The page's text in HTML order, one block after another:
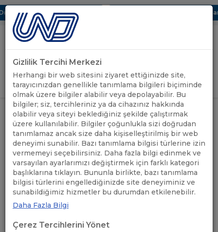
UBAK Bölümü Hakkında UND, Yunanistan Vize
Uluslararası Nakliyeciler Derneği
GİRİŞ YAP
ANASAYFA /
ÖNEMLİ
DUYURULAR
/
BİRLEŞİK KRALLIK: NI-GB
HAREKETLERİ İÇİN GÜMRÜK
GEREKLİLİKLERİ/HATIRLATMA
BİRLEŞİK KRALLIK: NI-GB
HAREKETLERİ İÇİN GÜMRÜK
GEREKLİLİKLERİ/HATIRLATMA
Gizlilik Tercihi Merkezi
Herhangi bir web sitesini ziyaret ettiğinizde site,
tarayıcınızdan genellikle tanımlama bilgileri biçiminde
olmak üzere bilgiler alabilir veya depolayabilir. Bu
bilgiler; siz, tercihleriniz ya da cihazınız hakkında
olabilir veya siteyi beklediğiniz şekilde çalıştırmak
üzere kullanılabilir. Bilgiler çoğunlukla sizi doğrudan
tanımlamaz ancak size daha kişiselleştirilmiş bir web
deneyimi sunabilir. Bazı tanımlama bilgisi türlerine izin
vermemeyi seçebilirsiniz. Daha fazla bilgi edinmek ve
varsayılan ayarlarımızı değiştirmek için farklı kategori
başlıklarına tıklayın. Bununla birlikte, bazı tanımlama
bilgisi türlerini engellediğinizde site deneyiminiz ve
sunabildiğimiz hizmetler bu durumdan etkilenebilir.
Daha Fazla Bilgi
Çerez Tercihlerini Yönet